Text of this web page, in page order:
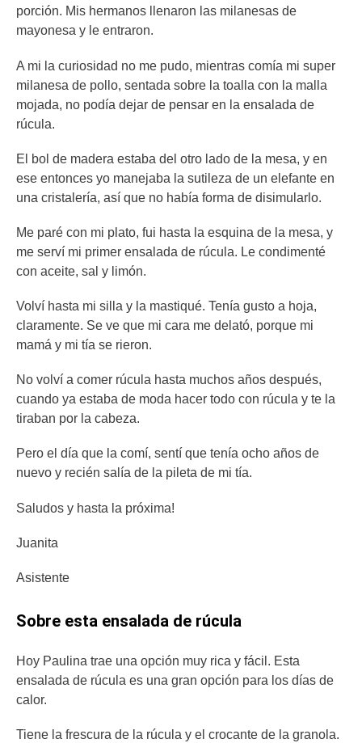
porción. Mis hermanos llenaron las milanesas de
mayonesa y le entraron.
A mi la curiosidad no me pudo, mientras comía mi super
milanesa de pollo, sentada sobre la toalla con la malla
mojada, no podía dejar de pensar en la ensalada de
rúcula.
El bol de madera estaba del otro lado de la mesa, y en
ese entonces yo manejaba la sutileza de un elefante en
una cristalería, así que no había forma de disimularlo.
Me paré con mi plato, fui hasta la esquina de la mesa, y
me serví mi primer ensalada de rúcula. Le condimenté
con aceite, sal y limón.
Volví hasta mi silla y la mastiqué. Tenía gusto a hoja,
claramente. Se ve que mi cara me delató, porque mi
mamá y mi tía se rieron.
No volví a comer rúcula hasta muchos años después,
cuando ya estaba de moda hacer todo con rúcula y te la
tiraban por la cabeza.
Pero el día que la comí, sentí que tenía ocho años de
nuevo y recién salía de la pileta de mi tía.
Saludos y hasta la próxima!
Juanita
Asistente
Sobre esta ensalada de rúcula
Hoy Paulina trae una opción muy rica y fácil. Esta
ensalada de rúcula es una gran opción para los días de
calor.
Tiene la frescura de la rúcula y el crocante de la granola.